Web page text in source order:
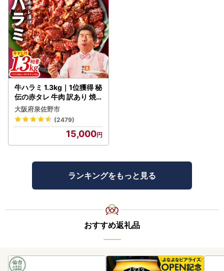
牛ハラミ 1.3kg｜1位獲得 秘
伝の赤タレ 牛肉 訳あり 焼
肉 BBQ
大阪府泉佐野市
(2479)
15,000
ランキングをもっと見る
おすすめ返礼品